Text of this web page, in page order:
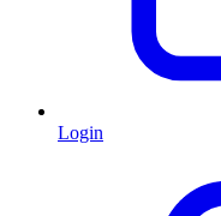
Login